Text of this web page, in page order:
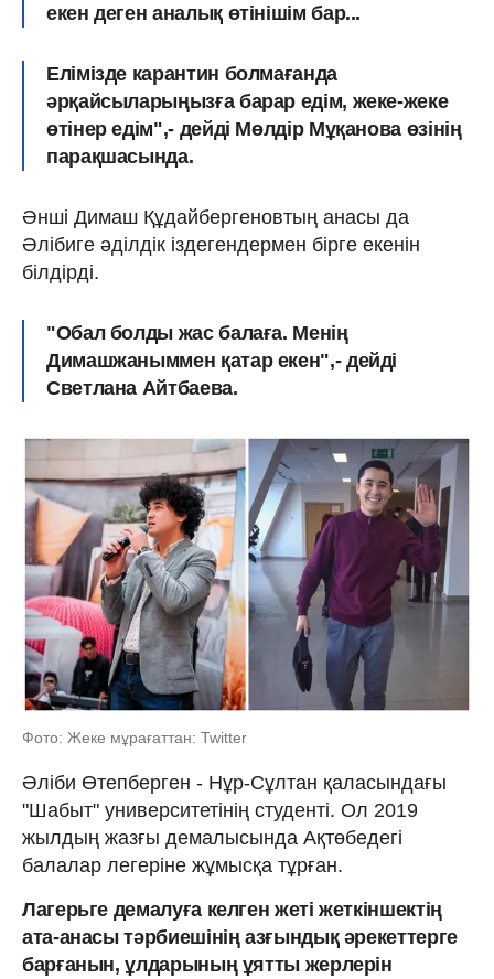
екен деген аналық өтінішім бар...
Елімізде карантин болмағанда
әрқайсыларыңызға барар едім, жеке-жеке
өтінер едім",- дейді Мөлдір Мұқанова өзінің
парақшасында.
Әнші Димаш Құдайбергеновтың анасы да
Әлібиге әділдік іздегендермен бірге екенін
білдірді.
"Обал болды жас балаға. Менің
Димашжаныммен қатар екен",- дейді
Светлана Айтбаева.
Фото: Жеке мұрағаттан: Twitter
Әліби Өтепберген - Нұр-Сұлтан қаласындағы
"Шабыт" университетінің студенті. Ол 2019
жылдың жазғы демалысында Ақтөбедегі
балалар легеріне жұмысқа тұрған.
Лагерьге демалуға келген жеті жеткіншектің
ата-анасы тәрбиешінің азғындық әрекеттерге
барғанын, ұлдарының ұятты жерлерін